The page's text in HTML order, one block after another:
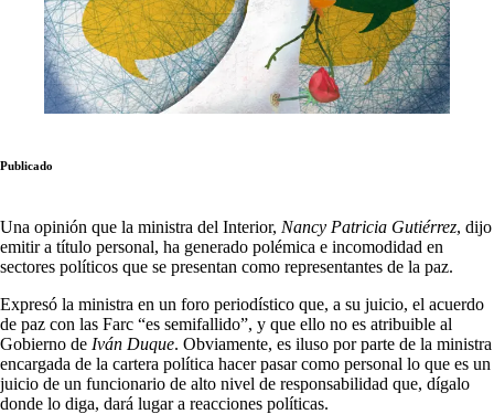
Publicado
Una opinión que la ministra del Interior, Nancy Patricia Gutiérrez, dijo
emitir a título personal, ha generado polémica e incomodidad en
sectores políticos que se presentan como representantes de la paz.
Expresó la ministra en un foro periodístico que, a su juicio, el acuerdo
de paz con las Farc “es semifallido”, y que ello no es atribuible al
Gobierno de Iván Duque. Obviamente, es iluso por parte de la ministra
encargada de la cartera política hacer pasar como personal lo que es un
juicio de un funcionario de alto nivel de responsabilidad que, dígalo
donde lo diga, dará lugar a reacciones políticas.